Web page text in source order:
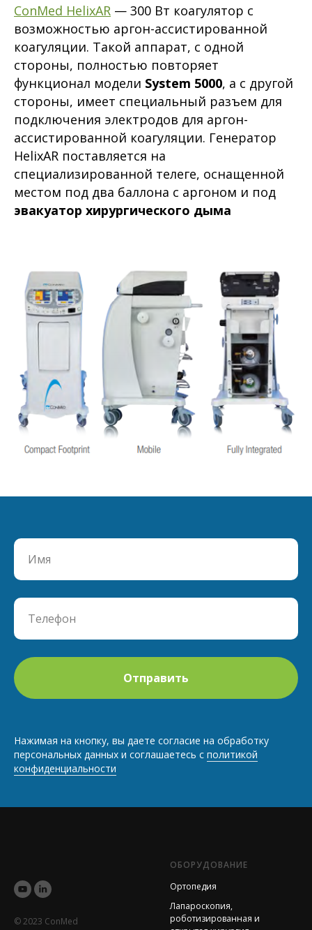
ConMed HelixAR — 300 Вт коагулятор с
возможностью аргон-ассистированной
коагуляции. Такой аппарат, с одной
стороны, полностью повторяет
функционал модели System 5000, а с другой
стороны, имеет специальный разъем для
подключения электродов для аргон-
ассистированной коагуляции. Генератор
HelixAR поставляется на
специализированной телеге, оснащенной
местом под два баллона с аргоном и под
эвакуатор хирургического дыма
Отправить
Нажимая на кнопку, вы даете согласие на обработку
персональных данных и соглашаетесь c политикой
конфиденциальности
© 2023 ConMed
ОБОРУДОВАНИЕ
Ортопедия
Лапароскопия,
роботизированная и